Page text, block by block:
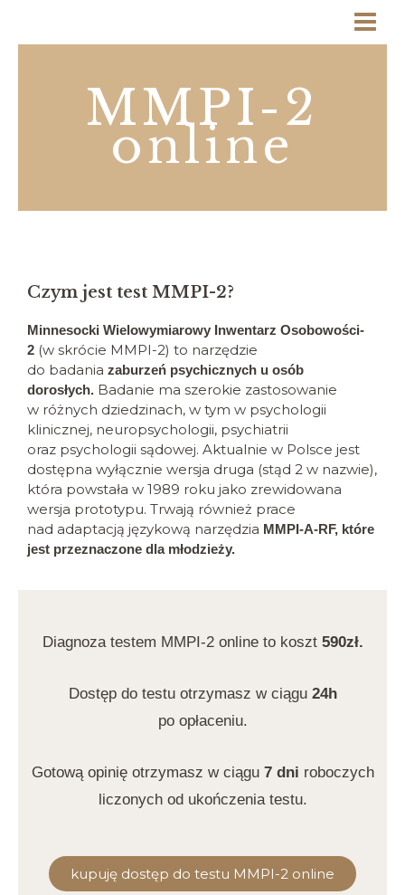
treści
MMPI-2
online
Czym jest test MMPI-2?
Minnesocki Wielowymiarowy Inwentarz Osobowości-
2 (w skrócie MMPI-2) to narzędzie
do badania zaburzeń psychicznych u osób
dorosłych. Badanie ma szerokie zastosowanie
w różnych dziedzinach, w tym w psychologii
klinicznej, neuropsychologii, psychiatrii
oraz psychologii sądowej. Aktualnie w Polsce jest
dostępna wyłącznie wersja druga (stąd 2 w nazwie),
która powstała w 1989 roku jako zrewidowana
wersja prototypu. Trwają również prace
nad adaptacją językową narzędzia MMPI-A-RF, które
jest przeznaczone dla młodzieży.
Diagnoza testem MMPI-2 online to koszt 590zł.
Dostęp do testu otrzymasz w ciągu 24h
po opłaceniu.
Gotową opinię otrzymasz w ciągu 7 dni roboczych
liczonych od ukończenia testu.
kupuję dostęp do testu MMPI-2 online